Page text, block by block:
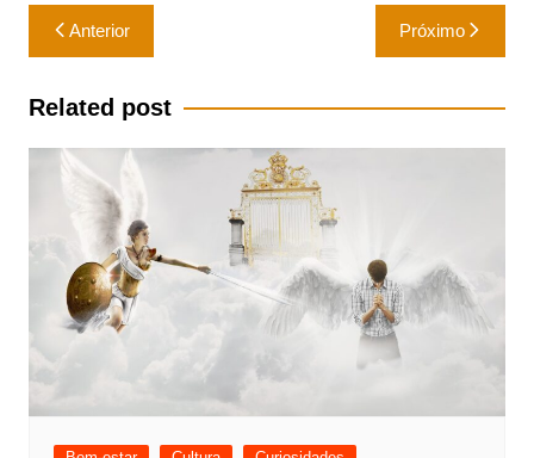
Navegação
de
Post
Anterior Próximo
Related post